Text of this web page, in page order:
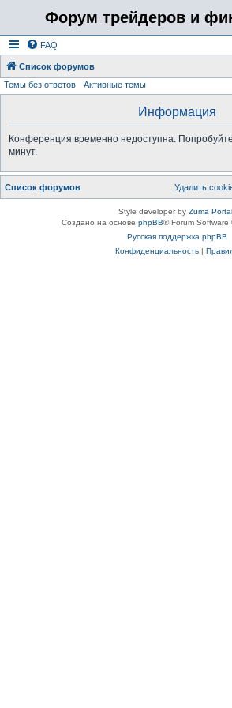
Форум трейдеров и
FAQ
Список форумов
Темы без ответов Активные темы
Информация
Конференция временно недоступна.
минут.
Список форумов Удалить
Style developer by Zuma Portal
Создано на основе phpBB® Forum Software
Русская поддержка phpBB
Конфиденциальность|